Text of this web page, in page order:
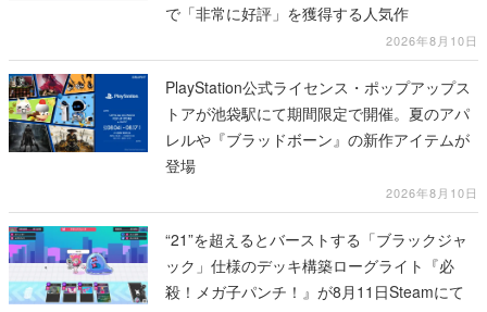
で「非常に好評」を獲得する人気作
2026年8月10日
PlayStation公式ライセンス・ポップアップス
トアが池袋駅にて期間限定で開催。夏のアパ
レルや『ブラッドボーン』の新作アイテムが
登場
2026年8月10日
“21”を超えるとバーストする「ブラックジャ
ック」仕様のデッキ構築ローグライト『必
殺！メガ子パンチ！』が8月11日Steamにて